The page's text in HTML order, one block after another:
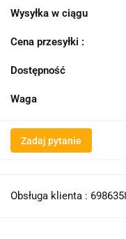
Wysyłka w ciągu
Cena przesyłki :
Dostępność
Waga
Zadaj pytanie
Obsługa klienta :